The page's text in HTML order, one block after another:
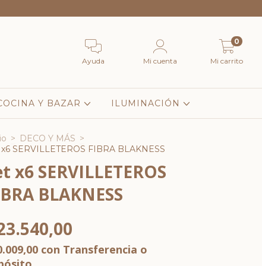
Ayuda Mi cuenta Mi carrito
0
Y BAZAR ILUMINACIÓN
> DECO Y MÁS >
SERVILLETEROS FIBRA BLAKNESS
x6 SERVILLETEROS
BLAKNESS
con Transferencia o